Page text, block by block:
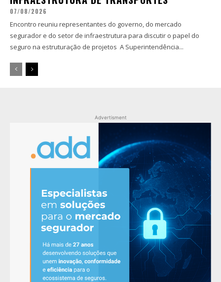
07/08/2026
Encontro reuniu representantes do governo, do mercado
segurador e do setor de infraestrutura para discutir o papel do
seguro na estruturação de projetos A Superintendência...
Advertisment